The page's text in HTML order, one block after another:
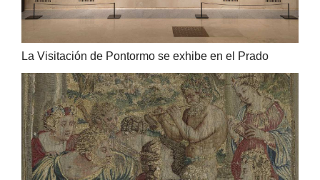
La Visitación de Pontormo se exhibe en el Prado